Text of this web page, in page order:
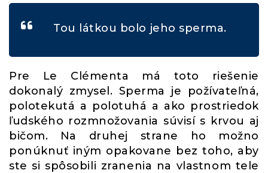
Tou látkou bolo jeho sperma.
Pre Le Clémenta má toto riešenie
dokonalý zmysel. Sperma je požívateľná,
polotekutá a polotuhá a ako prostriedok
ľudského rozmnožovania súvisí s krvou aj
bičom. Na druhej strane ho možno
ponúknuť iným opakovane bez toho, aby
ste si spôsobili zranenia na vlastnom tele